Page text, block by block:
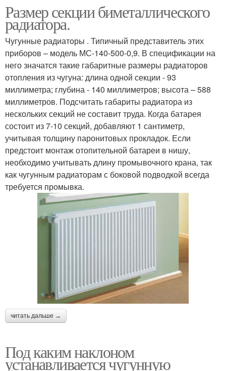
Размер секции биметаллического
радиатора.
Чугунные радиаторы . Типичный представитель этих
приборов – модель МС-140-500-0,9. В спецификации на
него значатся такие габаритные размеры радиаторов
отопления из чугуна: длина одной секции - 93
миллиметра; глубина - 140 миллиметров; высота – 588
миллиметров. Подсчитать габариты радиатора из
нескольких секций не составит труда. Когда батарея
состоит из 7-10 секций, добавляют 1 сантиметр,
учитывая толщину паронитовых прокладок. Если
предстоит монтаж отопительной батареи в нишу,
необходимо учитывать длину промывочного крана, так
как чугунным радиаторам с боковой подводкой всегда
требуется промывка.
читать дальше →
Под каким наклоном
устанавливается чугунную